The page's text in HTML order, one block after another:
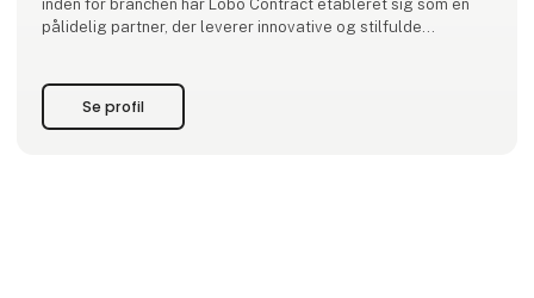
inden for branchen har Lobo Contract etableret sig som en
pålidelig partner, der leverer innovative og stilfulde
Se profil